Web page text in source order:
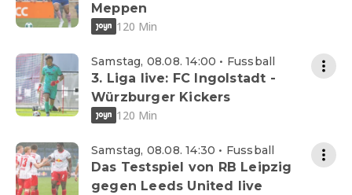
Meppen
120 Min
Samstag, 08.08. 14:00 • Fussball
3. Liga live: FC Ingolstadt -
Würzburger Kickers
120 Min
Samstag, 08.08. 14:30 • Fussball
Das Testspiel von RB Leipzig
gegen Leeds United live